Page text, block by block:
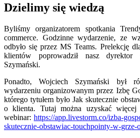
Dzielimy się wiedzą
Byliśmy organizatorem spotkania
commerce. Godzinne wydarzenie, ze
odbyło się przez MS Teams. Prelekcję
klientów poprowadził nasz dyrektor
Szymański.
Ponadto, Wojciech Szymański był
wydarzeniu organizowanym przez Izbę
którego tytułem było Jak skutecznie
o klienta. Tutaj można uzyskać
webinar: https://app.livestorm.co/izba-
skutecznie-obstawiac-touchpointy-w-grze-